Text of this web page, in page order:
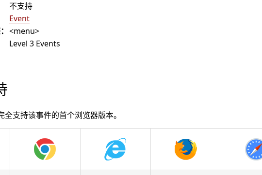
不支持
Event
<menu>
Level 3 Events
支持该事件的首个浏览器版本。